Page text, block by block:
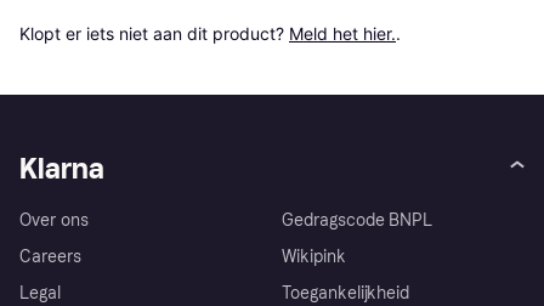
Klopt er iets niet aan dit product? Meld het hier..
Klarna
Over ons
Careers
Legal
Gedragscode BNPL
Wikipink
Toegankelijkheid